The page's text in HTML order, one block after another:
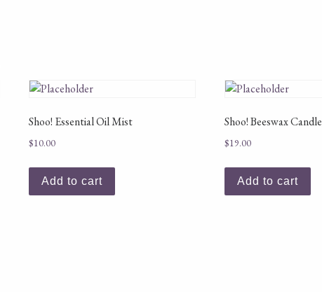
Shoo! Essential Oil Mist
$10.00
Add to cart
Shoo! Beeswax Candle
$19.00
Add to cart